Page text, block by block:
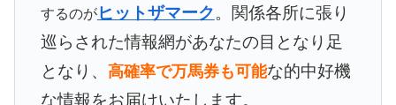
するのがヒットザマーク。関係各所に張り
巡らされた情報網があなたの目となり足
となり、 高確率で万馬券も可能な的中好機
な情報をお届けいたします。